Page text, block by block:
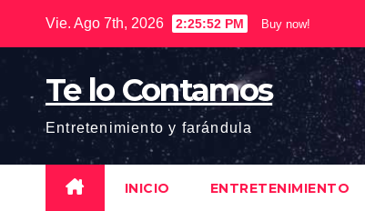
Vie. Ago 7th, 2026 2:25:53 PM Buy now!
Te lo Contamos
Entretenimiento y farándula
INICIO ENTRETENIMIENTO